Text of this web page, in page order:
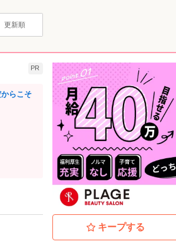
更新順
PR
らこそ
キープする